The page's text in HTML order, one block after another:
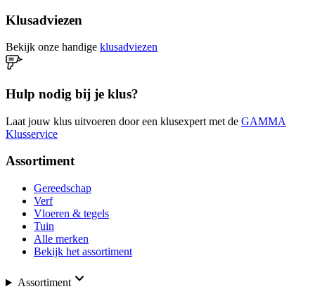
Klusadviezen
Bekijk onze handige klusadviezen
Hulp nodig bij je klus?
Laat jouw klus uitvoeren door een klusexpert met de GAMMA
Klusservice
Assortiment
Gereedschap
Verf
Vloeren & tegels
Tuin
Alle merken
Bekijk het assortiment
Assortiment